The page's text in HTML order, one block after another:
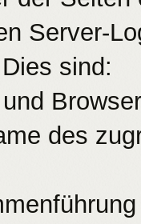
Server-
sind:
des